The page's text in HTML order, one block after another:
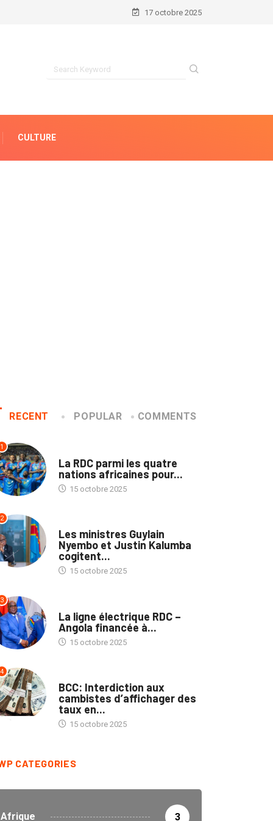
17 octobre 2025
CULTURE
RECENT POPULAR COMMENTS
1
La RDC parmi les quatre
nations africaines pour...
15 octobre 2025
2
Les ministres Guylain
Nyembo et Justin Kalumba
cogitent...
15 octobre 2025
3
La ligne électrique RDC –
Angola financée à...
15 octobre 2025
4
BCC: Interdiction aux
cambistes d’affichager des
taux en...
15 octobre 2025
CATEGORIES
Afrique 3